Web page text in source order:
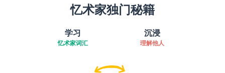
忆术家独门秘籍
学习
忆术家词汇
沉浸
理解他人